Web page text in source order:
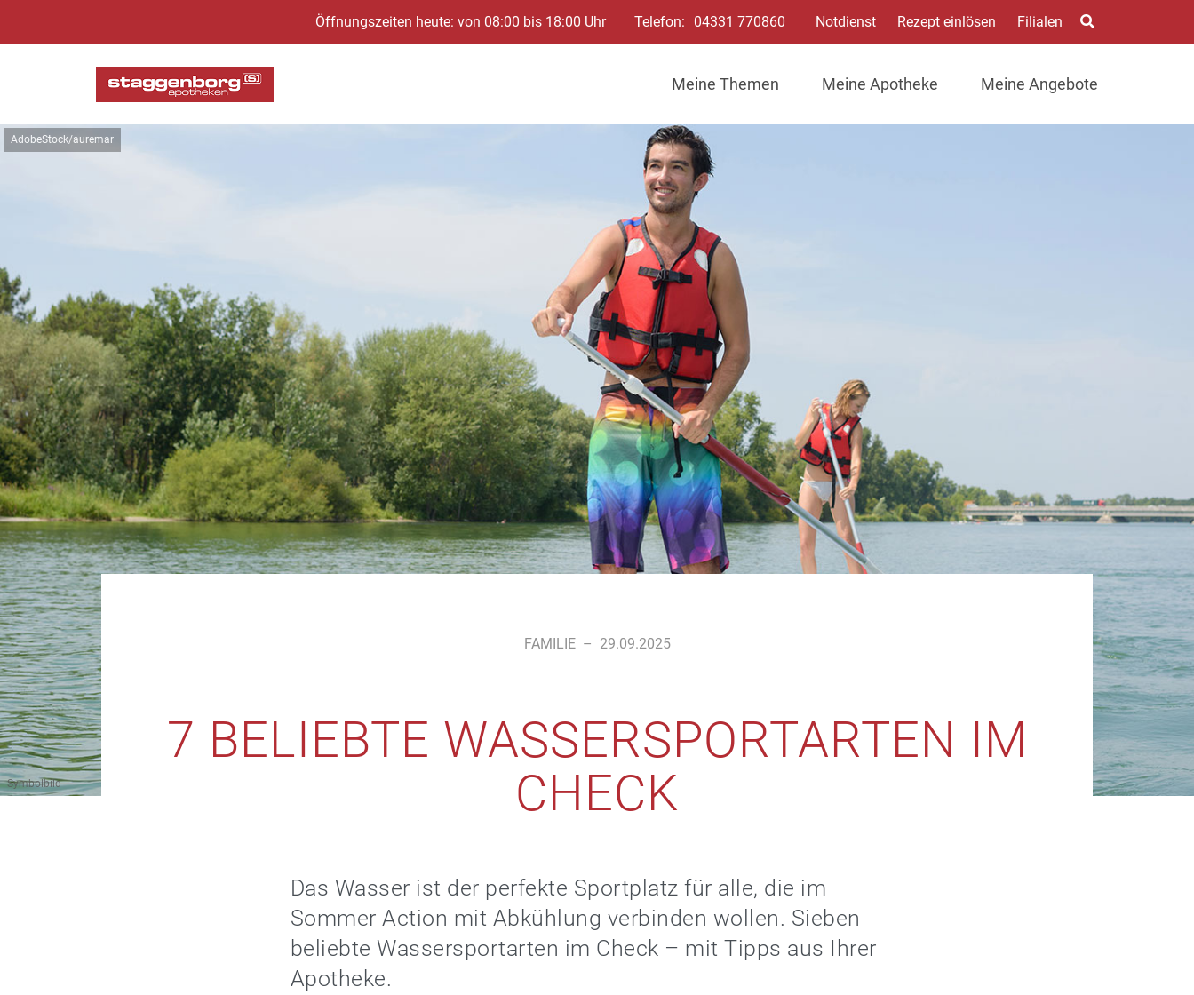
Öffnungszeiten heute: von 08:00 bis 18:00 Uhr Telefon: 04331 770860 Notdienst Rezept einlösen Filialen
Meine Themen Meine Apotheke Meine Angebote
AdobeStock/auremar
Symbolbild
FAMILIE – 29.09.2025
7 BELIEBTE WASSERSPORTARTEN IM
CHECK
Das Wasser ist der perfekte Sportplatz für alle, die im
Sommer Action mit Abkühlung verbinden wollen. Sieben
beliebte Wassersportarten im Check – mit Tipps aus Ihrer
Apotheke.